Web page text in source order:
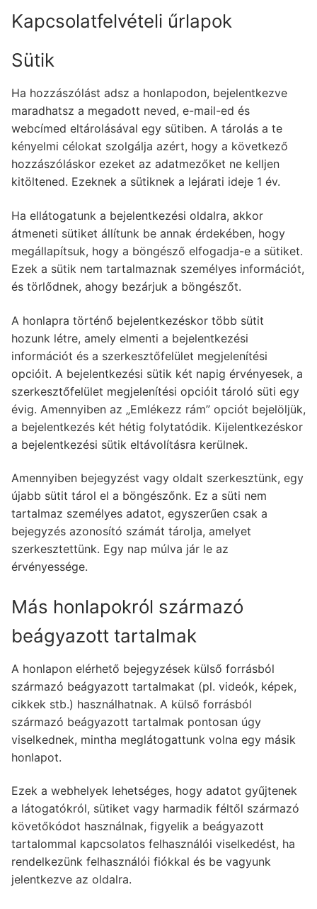
Kapcsolatfelvételi űrlapok
Sütik
Ha hozzászólást adsz a honlapodon, bejelentkezve
maradhatsz a megadott neved, e-mail-ed és
webcímed eltárolásával egy sütiben. A tárolás a te
kényelmi célokat szolgálja azért, hogy a következő
hozzászóláskor ezeket az adatmezőket ne kelljen
kitöltened. Ezeknek a sütiknek a lejárati ideje 1 év.
Ha ellátogatunk a bejelentkezési oldalra, akkor
átmeneti sütiket állítunk be annak érdekében, hogy
megállapítsuk, hogy a böngésző elfogadja-e a sütiket.
Ezek a sütik nem tartalmaznak személyes információt,
és törlődnek, ahogy bezárjuk a böngészőt.
A honlapra történő bejelentkezéskor több sütit
hozunk létre, amely elmenti a bejelentkezési
információt és a szerkesztőfelület megjelenítési
opcióit. A bejelentkezési sütik két napig érvényesek, a
szerkesztőfelület megjelenítési opcióit tároló süti egy
évig. Amennyiben az „Emlékezz rám” opciót bejelöljük,
a bejelentkezés két hétig folytatódik. Kijelentkezéskor
a bejelentkezési sütik eltávolításra kerülnek.
Amennyiben bejegyzést vagy oldalt szerkesztünk, egy
újabb sütit tárol el a böngészőnk. Ez a süti nem
tartalmaz személyes adatot, egyszerűen csak a
bejegyzés azonosító számát tárolja, amelyet
szerkesztettünk. Egy nap múlva jár le az
érvényessége.
Más honlapokról származó
beágyazott tartalmak
A honlapon elérhető bejegyzések külső forrásból
származó beágyazott tartalmakat (pl. videók, képek,
cikkek stb.) használhatnak. A külső forrásból
származó beágyazott tartalmak pontosan úgy
viselkednek, mintha meglátogattunk volna egy másik
honlapot.
Ezek a webhelyek lehetséges, hogy adatot gyűjtenek
a látogatókról, sütiket vagy harmadik féltől származó
követőkódot használnak, figyelik a beágyazott
tartalommal kapcsolatos felhasználói viselkedést, ha
rendelkezünk felhasználói fiókkal és be vagyunk
jelentkezve az oldalra.